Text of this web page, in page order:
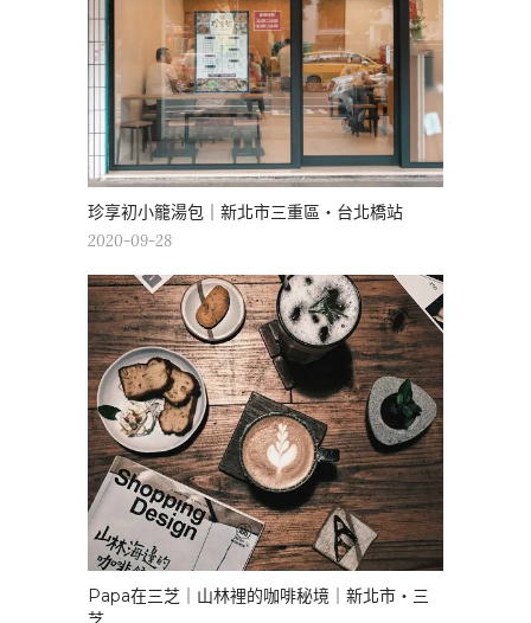
珍享初小籠湯包｜新北市三重區・台北橋站
2020-09-28
Papa在三芝｜山林裡的咖啡秘境｜新北市・三